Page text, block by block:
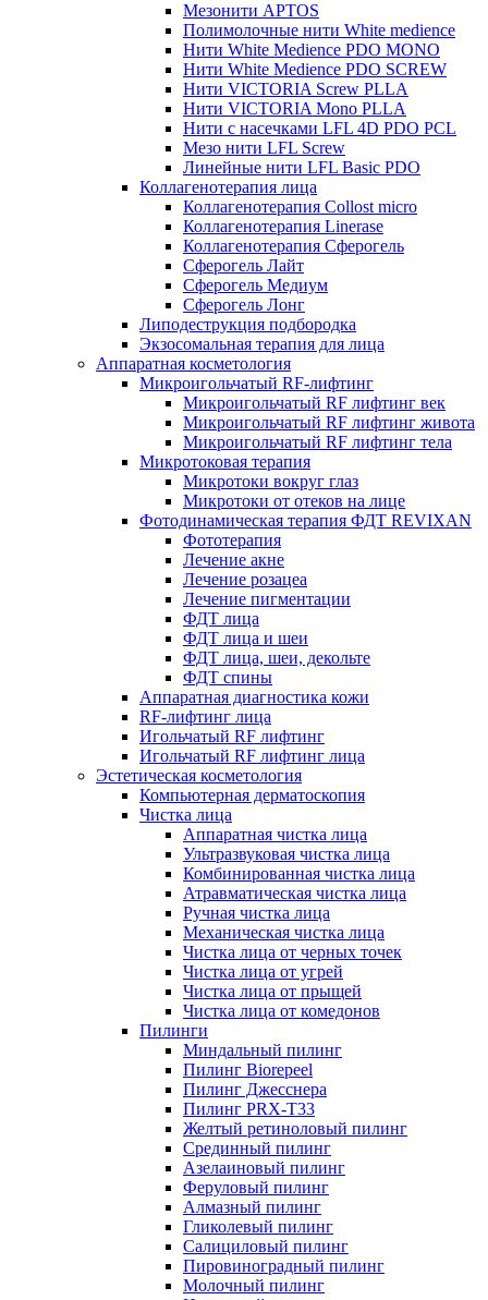
Мезонити APTOS
Полимолочные нити White medience
Нити White Medience PDO MONO
Нити White Medience PDO SCREW
Нити VICTORIA Screw PLLA
Нити VICTORIA Mono PLLA
Нити с насечками LFL 4D PDO PCL
Мезо нити LFL Screw
Линейные нити LFL Basic PDO
Коллагенотерапия лица
Коллагенотерапия Collost micro
Коллагенотерапия Linerase
Коллагенотерапия Сферогель
Сферогель Лайт
Сферогель Медиум
Сферогель Лонг
Липодеструкция подбородка
Экзосомальная терапия для лица
Аппаратная косметология
Микроигольчатый RF-лифтинг
Микроигольчатый RF лифтинг век
Микроигольчатый RF лифтинг живота
Микроигольчатый RF лифтинг тела
Микротоковая терапия
Микротоки вокруг глаз
Микротоки от отеков на лице
Фотодинамическая терапия ФДТ REVIXAN
Фототерапия
Лечение акне
Лечение розацеа
Лечение пигментации
ФДТ лица
ФДТ лица и шеи
ФДТ лица, шеи, декольте
ФДТ спины
Аппаратная диагностика кожи
RF-лифтинг лица
Игольчатый RF лифтинг
Игольчатый RF лифтинг лица
Эстетическая косметология
Компьютерная дерматоскопия
Чистка лица
Аппаратная чистка лица
Ультразвуковая чистка лица
Комбинированная чистка лица
Атравматическая чистка лица
Ручная чистка лица
Механическая чистка лица
Чистка лица от черных точек
Чистка лица от угрей
Чистка лица от прыщей
Чистка лица от комедонов
Пилинги
Миндальный пилинг
Пилинг Biorepeel
Пилинг Джесснера
Пилинг PRX-T33
Желтый ретиноловый пилинг
Срединный пилинг
Азелаиновый пилинг
Феруловый пилинг
Алмазный пилинг
Гликолевый пилинг
Салициловый пилинг
Пировиноградный пилинг
Молочный пилинг